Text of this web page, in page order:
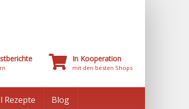
In Kooperation
mit den besten Shops
Rezepte Blog